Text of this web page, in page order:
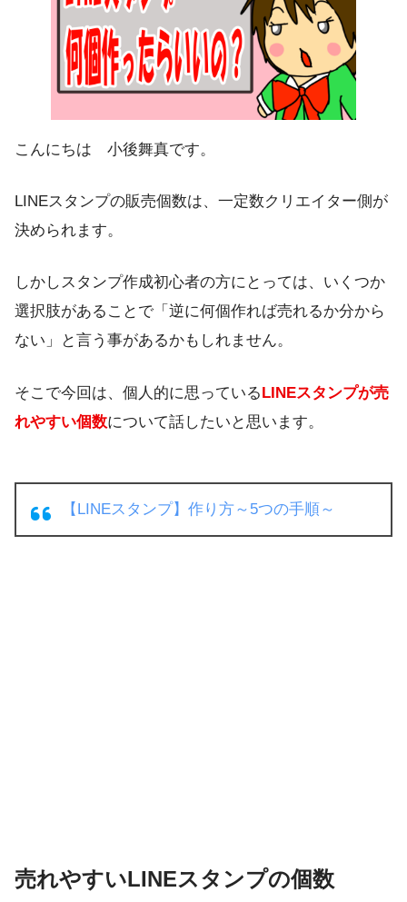
こんにちは 小後舞真です。
LINEスタンプの販売個数は、一定数クリエイター側が
決められます。
しかしスタンプ作成初心者の方にとっては、いくつか
選択肢があることで「逆に何個作れば売れるか分から
ない」と言う事があるかもしれません。
そこで今回は、個人的に思っているLINEスタンプが売
れやすい個数について話したいと思います。
【LINEスタンプ】作り方～5つの手順～
売れやすいLINEスタンプの個数